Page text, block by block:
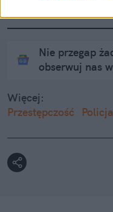
Nie przegap
obserwuj nas
Więcej:
Przestępczość
Policja